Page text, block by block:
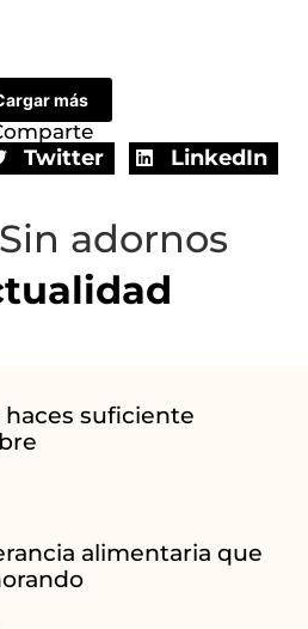
más
Twitter LinkedIn
adornos
suficiente
alimentaria que